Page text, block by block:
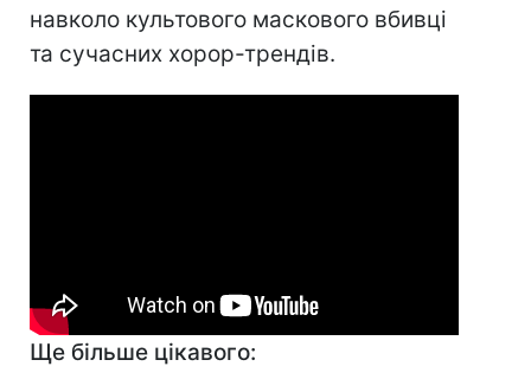
навколо культового маскового вбивці
та сучасних хорор-трендів.
Ще більше цікавого: